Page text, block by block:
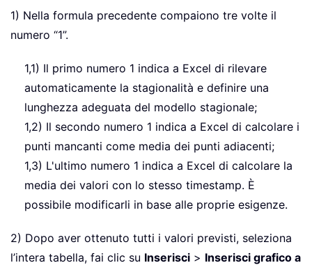
1) Nella formula precedente compaiono tre volte il
numero “1”.
1,1) Il primo numero 1 indica a Excel di rilevare
automaticamente la stagionalità e definire una
lunghezza adeguata del modello stagionale;
1,2) Il secondo numero 1 indica a Excel di calcolare i
punti mancanti come media dei punti adiacenti;
1,3) L'ultimo numero 1 indica a Excel di calcolare la
media dei valori con lo stesso timestamp. È
possibile modificarli in base alle proprie esigenze.
2) Dopo aver ottenuto tutti i valori previsti, seleziona
l’intera tabella, fai clic su Inserisci > Inserisci grafico a